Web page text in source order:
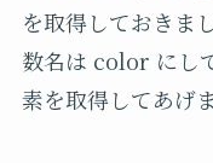
を取得しておきま
数名は color にし
素を取得してあげま